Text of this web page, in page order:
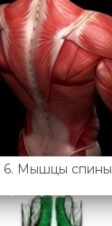
6. Мышцы спины